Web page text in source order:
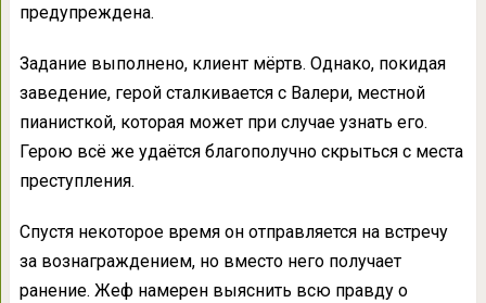
предупреждена.
Задание выполнено, клиент мёртв. Однако, покидая
заведение, герой сталкивается с Валери, местной
пианисткой, которая может при случае узнать его.
Герою всё же удаётся благополучно скрыться с места
преступления.
Спустя некоторое время он отправляется на встречу
за вознаграждением, но вместо него получает
ранение. Жеф намерен выяснить всю правду о